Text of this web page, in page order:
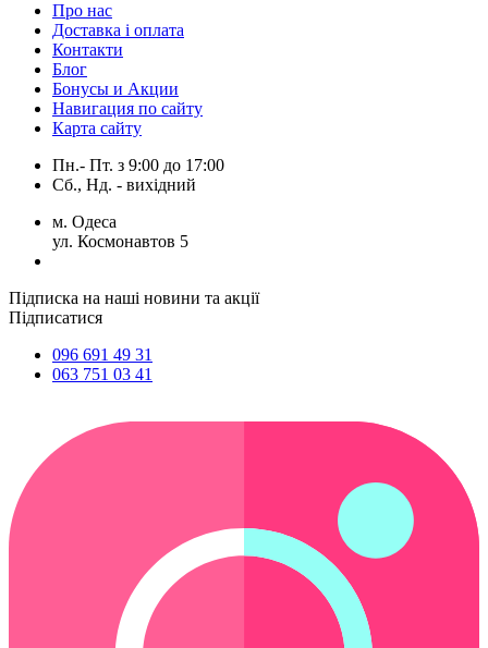
Про нас
Доставка і оплата
Контакти
Блог
Бонусы и Акции
Навигация по сайту
Карта сайту
Пн.- Пт. з 9:00 до 17:00
Сб., Нд. - вихідний
м. Одеса
ул. Космонавтов 5
Підписка на наші новини та акції
Підписатися
096 691 49 31
063 751 03 41